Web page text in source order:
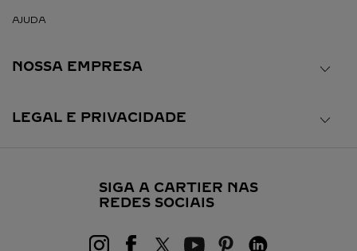
AJUDA
NOSSA EMPRESA
LEGAL E PRIVACIDADE
SIGA A CARTIER NAS
REDES SOCIAIS